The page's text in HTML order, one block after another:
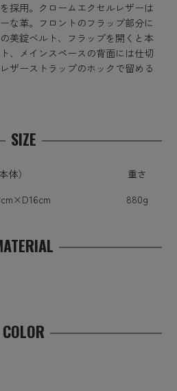
採用。クロームエクセルレザーは
な革。フロントのフラップ部分に
美錠ベルト、フラップを開くと本
、メインスペースの背面には仕切
ザーストラップのホックで留める
SIZE
体）
重さ
880g
COLOR